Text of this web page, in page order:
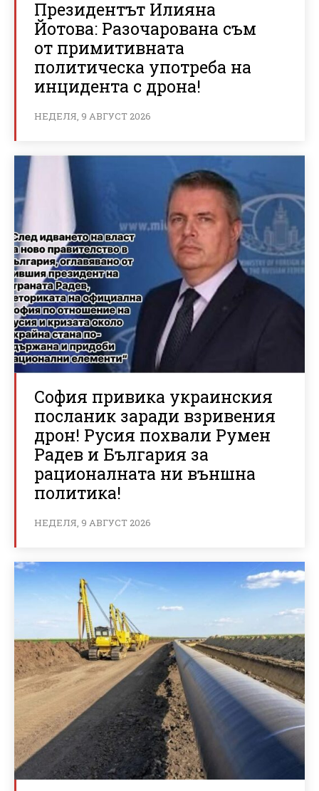
Президентът Илияна
Йотова: Разочарована съм
от примитивната
политическа употреба на
инцидента с дрона!
НЕДЕЛЯ, 9 АВГУСТ 2026
София привика украинския
посланик заради взривения
дрон! Русия похвали Румен
Радев и България за
рационалната ни външна
политика!
НЕДЕЛЯ, 9 АВГУСТ 2026